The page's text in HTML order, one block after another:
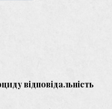
відповідальність